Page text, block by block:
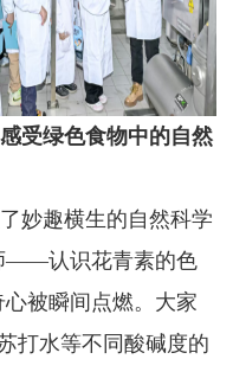
受绿色食物中的自然
妙趣横生的自然科学
——认识花青素的色
被瞬间点燃。大家
打水等不同酸碱度的